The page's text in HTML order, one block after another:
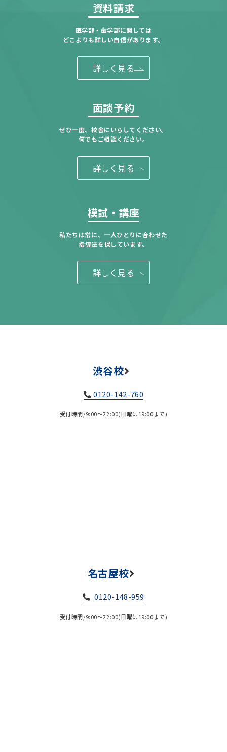
資料請求
医学部・歯学部に関しては
どこよりも詳しい自信があります。
詳しく見る
面談予約
ぜひ一度、校舎にいらしてください。
何でもご相談ください。
詳しく見る
模試・講座
私たちは常に、一人ひとりに合わせた
指導法を探しています。
詳しく見る
渋谷校
0120-142-760
受付時間/9:00～22:00(日曜は19:00まで)
名古屋校
0120-148-959
受付時間/9:00～22:00(日曜は19:00まで)